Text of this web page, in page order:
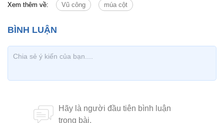
Xem thêm về: Vũ công múa cột